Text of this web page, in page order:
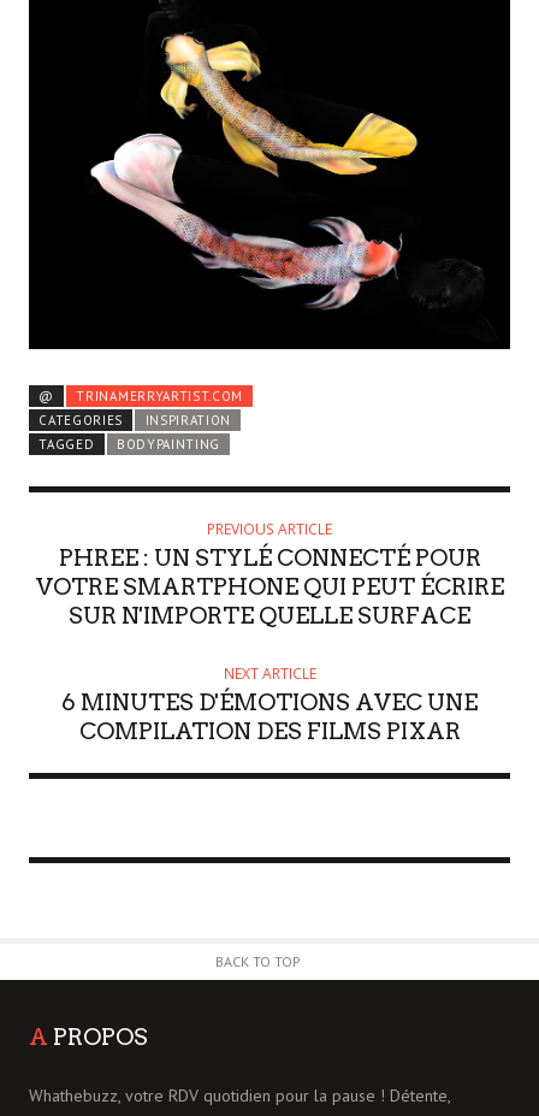
@
TRINAMERRYARTIST.COM
CATEGORIES
INSPIRATION
TAGGED
BODYPAINTING
PREVIOUS ARTICLE
PHREE : UN STYLÉ CONNECTÉ POUR
VOTRE SMARTPHONE QUI PEUT ÉCRIRE
SUR N'IMPORTE QUELLE SURFACE
NEXT ARTICLE
6 MINUTES D'ÉMOTIONS AVEC UNE
COMPILATION DES FILMS PIXAR
BACK TO TOP
A PROPOS
Whathebuzz, votre RDV quotidien pour la pause ! Détente,